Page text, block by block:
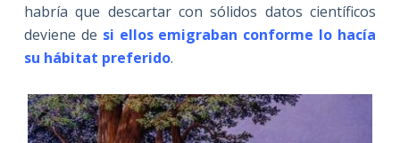
habría que descartar con sólidos datos científicos
deviene de si ellos emigraban conforme lo hacía
su hábitat preferido.